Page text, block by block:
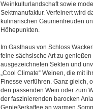
Weinkulturlandschaft sowie
Sektmanufaktur. Verfeinert wird
kulinarischen Gaumenfreuden
Höhepunkten.
Im Gasthaus von Schloss
feine sächsische Art zu genießen
ausgezeichneten Sekten und
„Cool Climate“ Weinen, die mit
Finesse verführen. Ganz gleich,
den passenden Wein oder zum
der faszinierenden barocken
Genießerkaffee an warmen